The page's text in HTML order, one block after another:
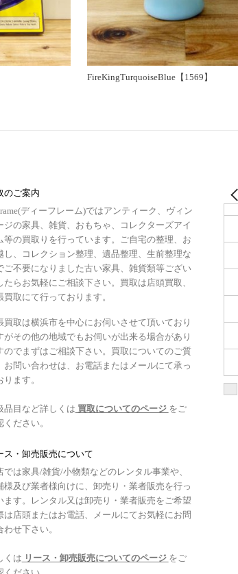
FireKingTurquoiseBlue【1569】
のご案内
ディーフレーム)ではアンティーク、ヴィン
ジの家具、雑貨、おもちゃ、コレクターズアイ
等の買取りを行っています。ご自宅の整理、お
し、コレクション整理、遺品整理、生前整理な
ご不要になりました古い家具、雑貨類等ござい
たらお気軽にご相談下さい。買取は店頭買取、
買取にて行っております。
買取は横浜市を中心にお伺いさせて頂いており
がその他の地域でもお伺いが出来る場合があり
のでまずはご相談下さい。買取についてのご質
お問い合わせは、お電話またはメールにて承っ
ります。
品目など詳しくは 買取についてのページ をご
ください。
ス・卸売販売について
では家具/雑貨/小物類などのレンタル事業や、
様及び業者様向けに、卸売り・業者販売を行っ
ます。レンタル又は卸売り・業者販売をご希望
は店頭またはお電話、メールにてお気軽にお問
わせ下さい。
くは リース・卸売販売についてのページ をご